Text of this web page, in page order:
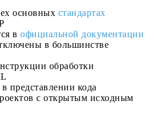
основных стандартах
в официальной документации
в большинстве
обработки
представлении кода
с открытым исходным